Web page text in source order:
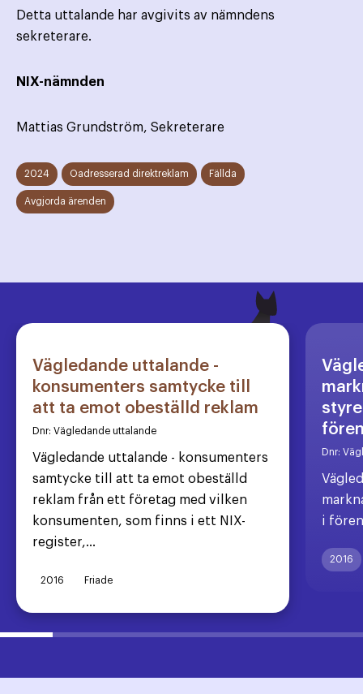
Detta uttalande har avgivits av nämndens
sekreterare.
NIX-nämnden
Mattias Grundström, Sekreterare
2024 Oadresserad direktreklam Fällda
Avgjorda ärenden
Vägledande uttalande -
konsumenters samtycke till
att ta emot obeställd reklam
Dnr: Vägledande uttalande
Vägledande uttalande - konsumenters
samtycke till att ta emot obeställd
reklam från ett företag med vilken
konsumenten, som finns i ett NIX-
register,...
2016 Friade
Dnr:
i
2016